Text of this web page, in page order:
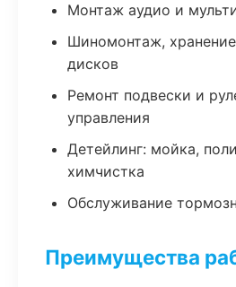
Монтаж аудио и
Шиномонтаж,
дисков
Ремонт подвески и
управления
Детейлинг: мойка,
химчистка
Обслуживание
Преимущества